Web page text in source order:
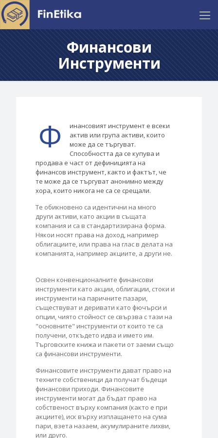
Финансови
Инструменти
Ф
инансовият инструмент е всеки
актив или група активи, които
може да се търгуват.
Способността да се купува и
продава е част от дефиницията на
финансов инструмент, както и фактът, че
те може да се търгуват анонимно между
хора, които никога не са се срещали.
Те обикновено са идентични на много
други активи, като акции в същата
компания и са в стандартизирана форма.
Някои носят права на доход, например
облигациите, или права на глас в делата на
компанията, например акциите, а други не.
Освен конвенционалните финансови
инструменти като акции, облигации, стоки и
инструменти на паричните пазари,
съществуват и деривати като фючърси и
опции, чиято стойност се свързва с тази на
"основните" инструменти от които те са
получени, откъдето идва и името им.
Търговските книжа и пакети от заеми също
са финансови инструменти.
Финансовите инструменти дават право на
техните собственици да получат бъдещи
финансови приходи. Финансовите
инструменти могат да бъдат право на
собственост върху компания (както е при
акциите), иск върху изплащането на сума
пари, взета назаем, акумулираните лихви,
или друго.